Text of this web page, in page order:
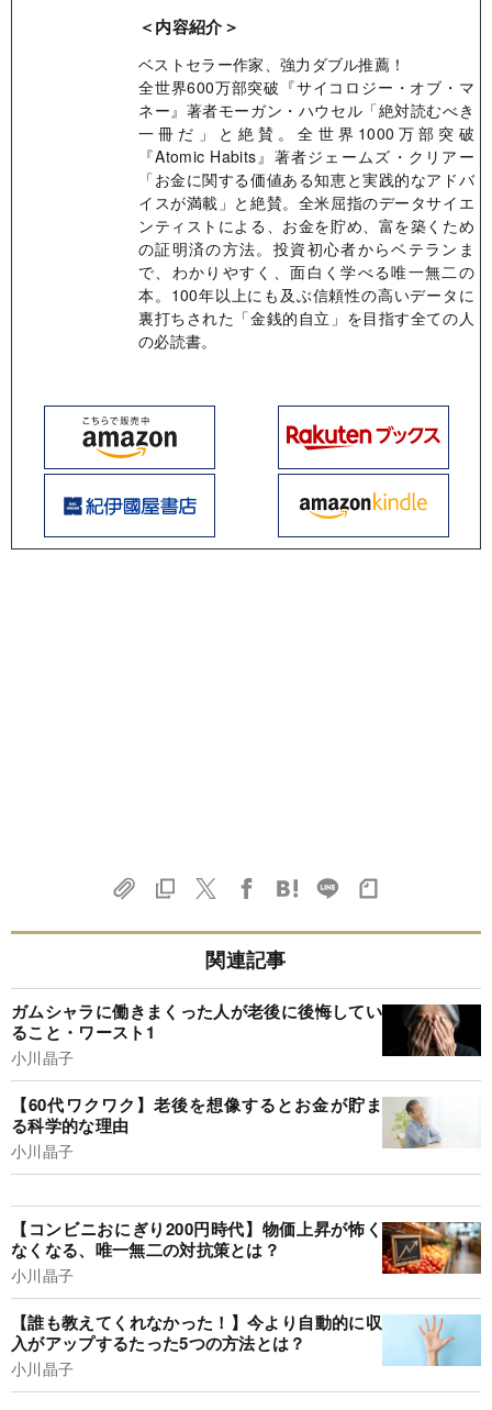
＜内容紹介＞
ベストセラー作家、強力ダブル推薦！
全世界600万部突破『サイコロジー・オブ・マ
ネー』著者モーガン・ハウセル「絶対読むべき
一冊だ」と絶賛。全世界1000万部突破
『Atomic Habits』著者ジェームズ・クリアー
「お金に関する価値ある知恵と実践的なアドバ
イスが満載」と絶賛。全米屈指のデータサイエ
ンティストによる、お金を貯め、富を築くため
の証明済の方法。投資初心者からベテランま
で、わかりやすく、面白く学べる唯一無二の
本。100年以上にも及ぶ信頼性の高いデータに
裏打ちされた「金銭的自立」を目指す全ての人
の必読書。
関連記事
ガムシャラに働きまくった人が老後に後悔してい
ること・ワースト1
小川晶子
【60代ワクワク】老後を想像するとお金が貯ま
る科学的な理由
小川晶子
【コンビニおにぎり200円時代】物価上昇が怖く
なくなる、唯一無二の対抗策とは？
小川晶子
【誰も教えてくれなかった！】今より自動的に収
入がアップするたった5つの方法とは？
小川晶子